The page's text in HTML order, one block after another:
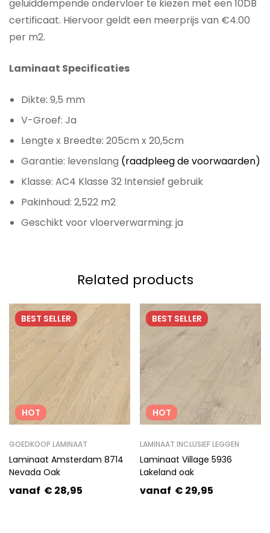
geluiddempende ondervloer te kiezen met een 10DB
certificaat. Hiervoor geldt een meerprijs van €4.00
per m2.
Laminaat Specificaties
Dikte: 9,5 mm
V-Groef: Ja
Lengte x Breedte: 205cm x 20,5cm
Garantie: levenslang (raadpleeg de voorwaarden)
Klasse: AC4 Klasse 32 Intensief gebruik
Pakinhoud: 2,522 m2
Geschikt voor vloerverwarming: ja
Related products
BEST SELLER
HOT
GOEDKOOP LAMINAAT
Laminaat Amsterdam 8714
Nevada Oak
vanaf € 28,95
BEST SELLER
HOT
LAMINAAT INCLUSIEF LEGGEN
Laminaat Village 5936
Lakeland oak
vanaf € 29,95